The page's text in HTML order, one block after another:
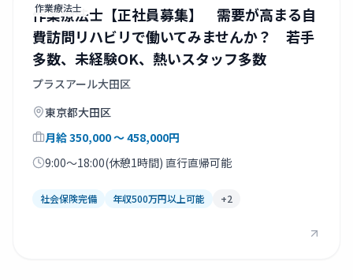
作業療法士
作業療法士【正社員募集】 需要が高まる自
費訪問リハビリで働いてみませんか？ 若手
多数、未経験OK、熱いスタッフ多数
プラスアール大田区
東京都大田区
月給350,000〜 458,000円
9:00～18:00(休憩1時間) 直行直帰可能
社会保険完備 年収500万円以上可能 +2